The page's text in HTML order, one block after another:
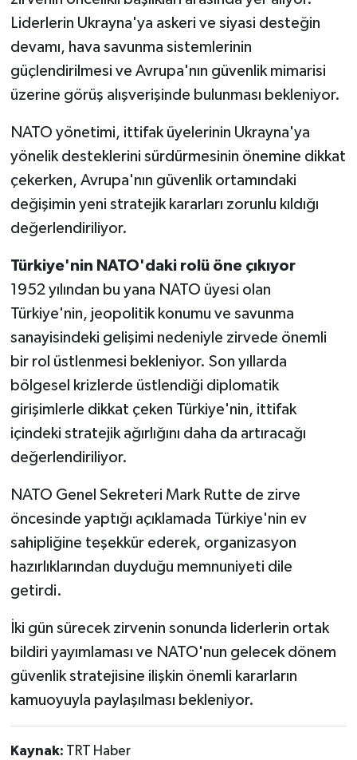
Liderlerin Ukrayna'ya askeri ve siyasi desteğin
devamı, hava savunma sistemlerinin
güçlendirilmesi ve Avrupa'nın güvenlik mimarisi
üzerine görüş alışverişinde bulunması bekleniyor.
NATO yönetimi, ittifak üyelerinin Ukrayna'ya
yönelik desteklerini sürdürmesinin önemine dikkat
çekerken, Avrupa'nın güvenlik ortamındaki
değişimin yeni stratejik kararları zorunlu kıldığı
değerlendiriliyor.
Türkiye'nin NATO'daki rolü öne çıkıyor
1952 yılından bu yana NATO üyesi olan
Türkiye'nin, jeopolitik konumu ve savunma
sanayisindeki gelişimi nedeniyle zirvede önemli
bir rol üstlenmesi bekleniyor. Son yıllarda
bölgesel krizlerde üstlendiği diplomatik
girişimlerle dikkat çeken Türkiye'nin, ittifak
içindeki stratejik ağırlığını daha da artıracağı
değerlendiriliyor.
NATO Genel Sekreteri Mark Rutte de zirve
öncesinde yaptığı açıklamada Türkiye'nin ev
sahipliğine teşekkür ederek, organizasyon
hazırlıklarından duyduğu memnuniyeti dile
getirdi.
İki gün sürecek zirvenin sonunda liderlerin ortak
bildiri yayımlaması ve NATO'nun gelecek dönem
güvenlik stratejisine ilişkin önemli kararların
kamuoyuyla paylaşılması bekleniyor.
Kaynak: TRT Haber